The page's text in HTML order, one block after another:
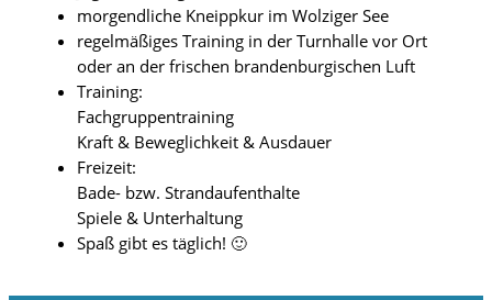
morgendliche Kneippkur im Wolziger See
regelmäßiges Training in der Turnhalle vor Ort
oder an der frischen brandenburgischen Luft
Training:
Fachgruppentraining
Kraft & Beweglichkeit & Ausdauer
Freizeit:
Bade- bzw. Strandaufenthalte
Spiele & Unterhaltung
Spaß gibt es täglich! 🙂